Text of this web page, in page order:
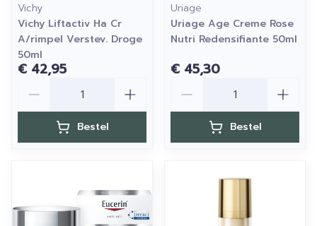
Vichy
Vichy Liftactiv Ha Cr
A/rimpel Verstev. Droge
50ml
€ 42,95
Bestel
Uriage
Uriage Age Creme Rose
Nutri Redensifiante 50ml
€ 45,30
Bestel